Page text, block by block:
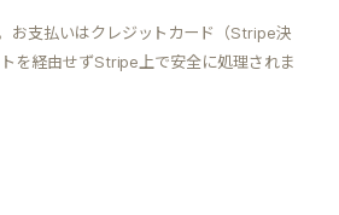
お支払いはクレジットカード（Stripe決
を経由せずStripe上で安全に処理されま